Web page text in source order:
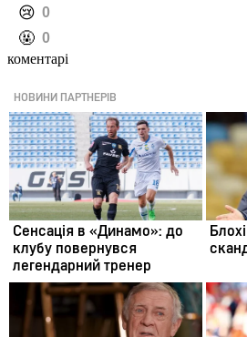
️😢 0
️🤬 0
коментарі